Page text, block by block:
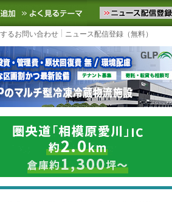
ニュースをお届けします。物流ニ
お気に入りに追加 よく見るテーマ
るお問い合わせ ニュース配信登録（無料）